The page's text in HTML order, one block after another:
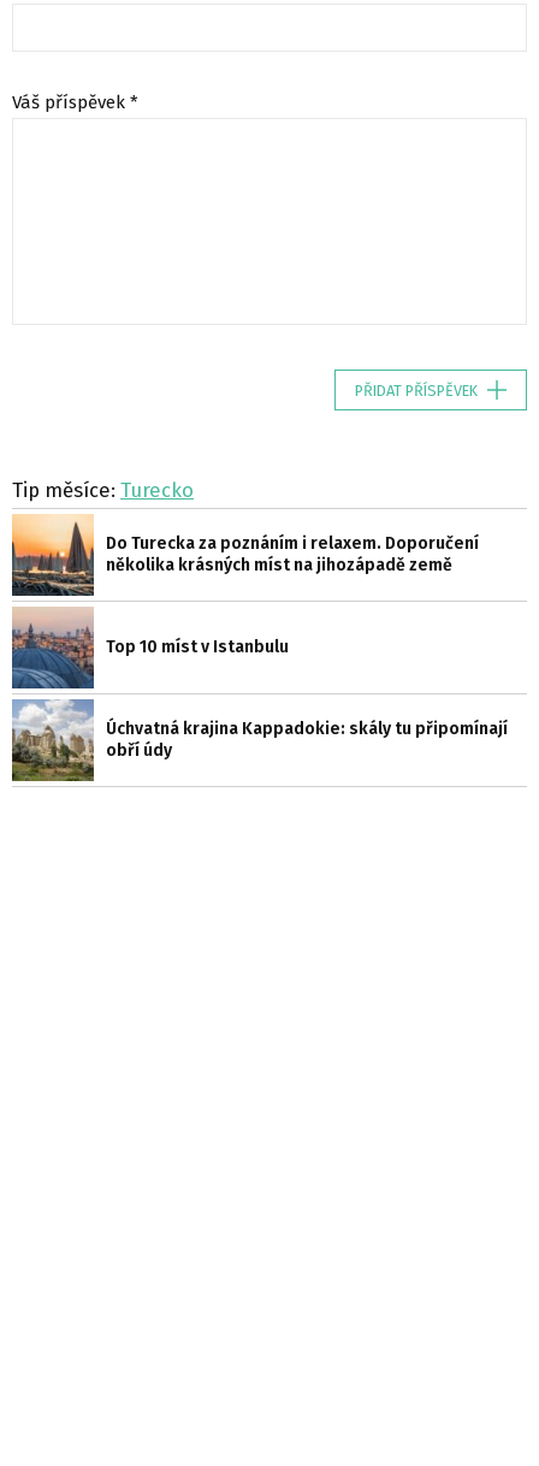
Váš příspěvek *
PŘIDAT PŘÍSPĚVEK
Tip měsíce: Turecko
Do Turecka za poznáním i relaxem. Doporučení
několika krásných míst na jihozápadě země
Top 10 míst v Istanbulu
Úchvatná krajina Kappadokie: skály tu připomínají
obří údy